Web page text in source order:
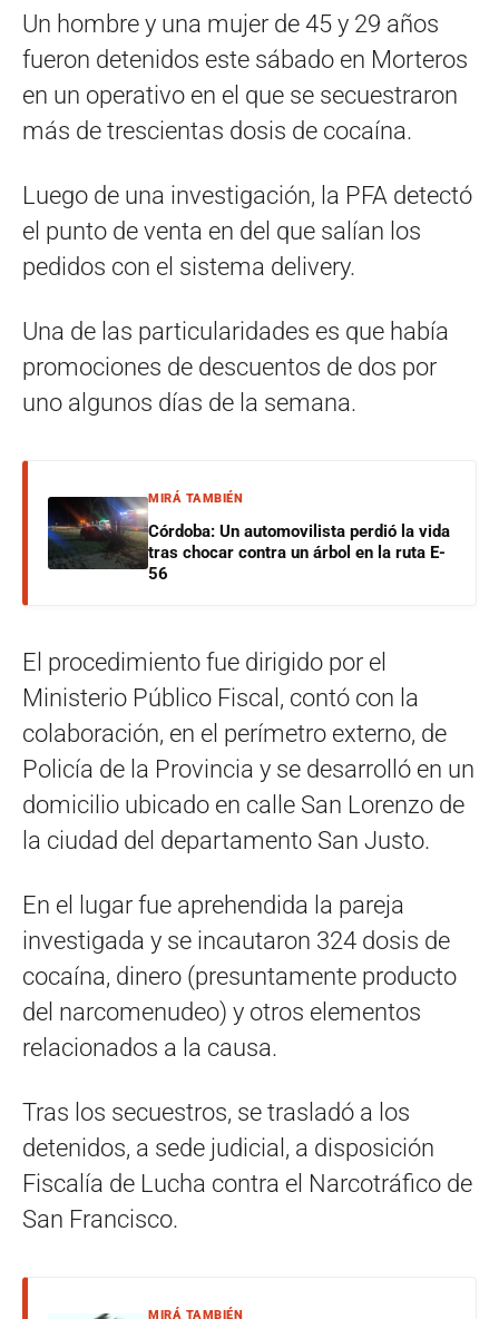
Un hombre y una mujer de 45 y 29 años
fueron detenidos este sábado en Morteros
en un operativo en el que se secuestraron
más de trescientas dosis de cocaína.
Luego de una investigación, la PFA detectó
el punto de venta en del que salían los
pedidos con el sistema delivery.
Una de las particularidades es que había
promociones de descuentos de dos por
uno algunos días de la semana.
MIRÁ TAMBIÉN
Córdoba: Un automovilista perdió la vida
tras chocar contra un árbol en la ruta E-
56
El procedimiento fue dirigido por el
Ministerio Público Fiscal, contó con la
colaboración, en el perímetro externo, de
Policía de la Provincia y se desarrolló en un
domicilio ubicado en calle San Lorenzo de
la ciudad del departamento San Justo.
En el lugar fue aprehendida la pareja
investigada y se incautaron 324 dosis de
cocaína, dinero (presuntamente producto
del narcomenudeo) y otros elementos
relacionados a la causa.
Tras los secuestros, se trasladó a los
detenidos, a sede judicial, a disposición
Fiscalía de Lucha contra el Narcotráfico de
San Francisco.
MIRÁ TAMBIÉN